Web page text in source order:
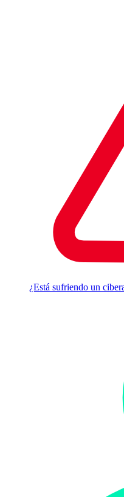
¿Está sufriendo un